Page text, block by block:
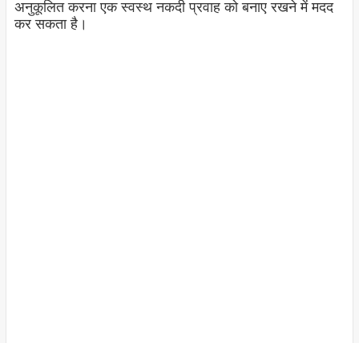
अनुकूलित करना एक स्वस्थ नकदी प्रवाह को बनाए रखने में मदद
कर सकता है।